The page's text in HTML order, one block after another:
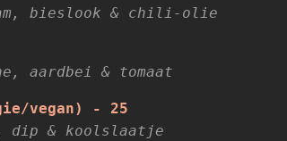
bieslook & chili-olie
aardbei & tomaat
vegan) - 25
dip & koolslaatje